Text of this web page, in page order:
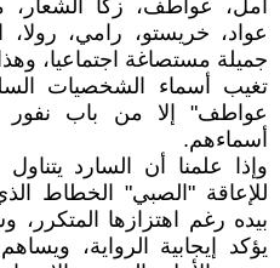
أمل، عواطف، زكا
عواد، خريستو، رامي،
جميلة مستصاغة اجتماعيا،
تغيب أسماء الشخصيات
عواطف" إلا من باب نفور
أسماءهم.
وإذا علمنا أن السارد
للإعاقة "الصبي" الخطاط
بيده رغم اهتزازها المتكرر،
يؤكد إيجابية الرواية،